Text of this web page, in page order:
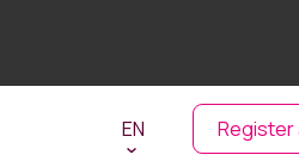
EN Register